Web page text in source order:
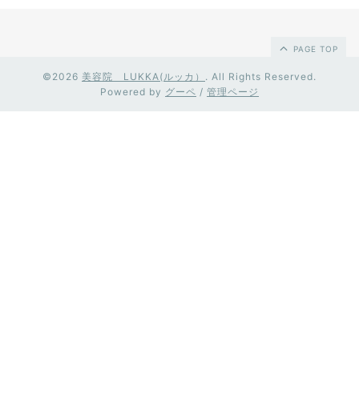
PAGE TOP
©2026 美容院 LUKKA(ルッカ） . All Rights Reserved.
Powered by グーペ / 管理ページ